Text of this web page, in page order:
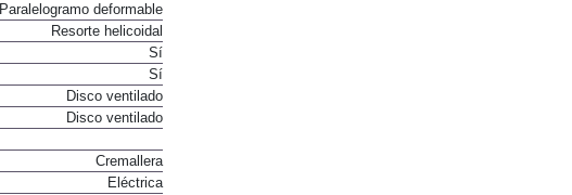
Paralelogramo deformable
Resorte helicoidal
Sí
Sí
Disco ventilado
Disco ventilado
Cremallera
Eléctrica